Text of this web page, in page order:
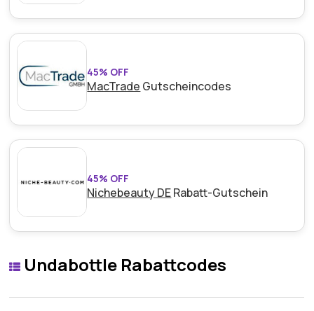
45% OFF
MacTrade Gutscheincodes
45% OFF
Nichebeauty DERabatt-Gutschein
Undabottle Rabattcodes